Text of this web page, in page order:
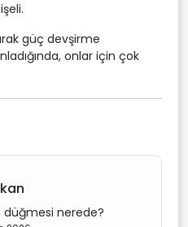
güç devşirme
onlar için çok
nerede?